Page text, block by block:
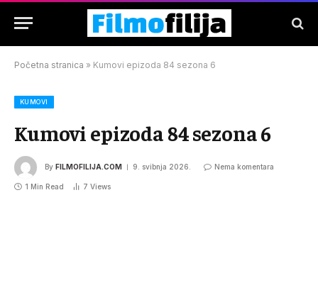
Početna stranica » Kumovi epizoda 84 sezona 6
KUMOVI
Kumovi epizoda 84 sezona 6
By FILMOFILIJA.COM 9. svibnja 2026. Nema komentara
1 Min Read 7 Views